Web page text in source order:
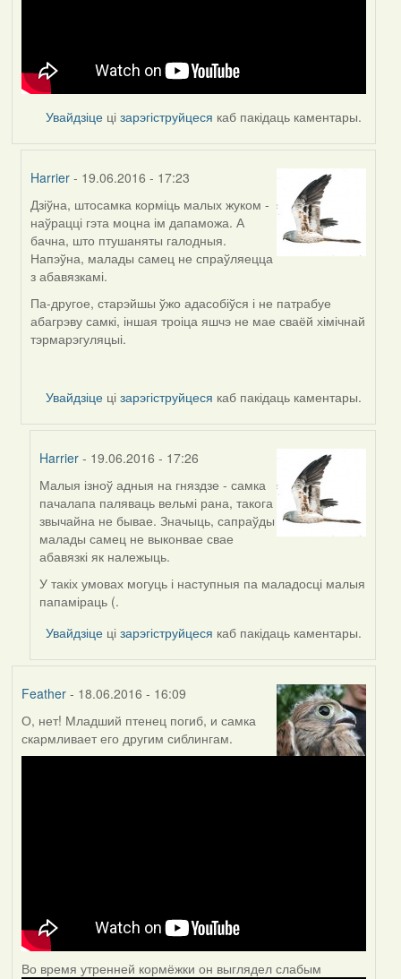
Увайдзіце цізарэгіструйцеся каб пакідаць каментары.
Harrier - 19.06.2016 - 17:23
In
reply
to
by
Feather
Дзіўна, штосамка корміць малых жуком -
наўрацці гэта моцна ім дапаможа. А
бачна, што птушаняты галодныя.
Напэўна, малады самец не спраўляецца
з абавязкамі.
Па-другое, старэйшы ўжо адасобіўся і не патрабуе
абагрэву самкі, іншая троіца яшчэ не мае сваёй хімічнай
тэрмарэгуляцыі.
Увайдзіце цізарэгіструйцеся каб пакідаць каментары.
Harrier - 19.06.2016 - 17:26
In
reply
to
by
Harrier
Малыя ізноў адныя на гняздзе - самка
пачалапа паляваць вельмі рана, такога
звычайна не бывае. Значыць, сапраўды
малады самец не выконвае свае
абавязкі як належыць.
У такіх умовах могуць і наступныя па маладосці малыя
папаміраць (.
Увайдзіце цізарэгіструйцеся каб пакідаць каментары.
Feather- 18.06.2016 - 16:09
О, нет! Младший птенец погиб, и самка
скармливает его другим сиблингам.
Во время утренней кормёжки он выглядел слабым